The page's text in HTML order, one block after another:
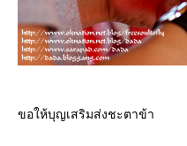
ขอให้บุญเสริมส่งชะตาข้า